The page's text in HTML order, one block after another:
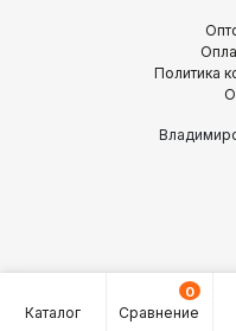
Каталог Сравнение
0
Политика